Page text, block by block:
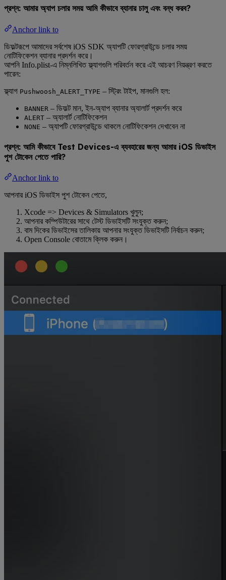
প্রশ্ন: আমার অ্যাপ চলার সময় আমি কীভাবে ব্যানার চালু এবং বন্ধ করব?
Anchor link to
ডিফল্টরূপে আমাদের সর্বশেষ iOS SDK অ্যাপটি ফোরগ্রাউন্ডে চলার সময়
নোটিফিকেশন ব্যানার প্রদর্শন করে।
আপনি Info.plist-এ নিম্নলিখিত ফ্ল্যাগগুলি পরিবর্তন করে এই আচরণ নিয়ন্ত্রণ করতে
পারেন:
ফ্ল্যাগ Pushwoosh_ALERT_TYPE – স্ট্রিং টাইপ, মানগুলি হল:
BANNER – ডিফল্ট মান, ইন-অ্যাপ ব্যানার অ্যালার্ট প্রদর্শন করে
ALERT – অ্যালার্ট নোটিফিকেশন
NONE – অ্যাপটি ফোরগ্রাউন্ডে থাকলে নোটিফিকেশন দেখাবেন না
প্রশ্ন: আমি কীভাবে Test Devices-এ ব্যবহারের জন্য আমার iOS ডিভাইস
পুশ টোকেন পেতে পারি?
Anchor link to
আপনার iOS ডিভাইস পুশ টোকেন পেতে,
Xcode => Devices & Simulators খুলুন;
আপনার কম্পিউটারের সাথে টেস্ট ডিভাইসটি সংযুক্ত করুন;
বাম দিকের ডিভাইসের তালিকায় আপনার সংযুক্ত ডিভাইসটি নির্বাচন করুন;
Open Console বোতামে ক্লিক করুন।